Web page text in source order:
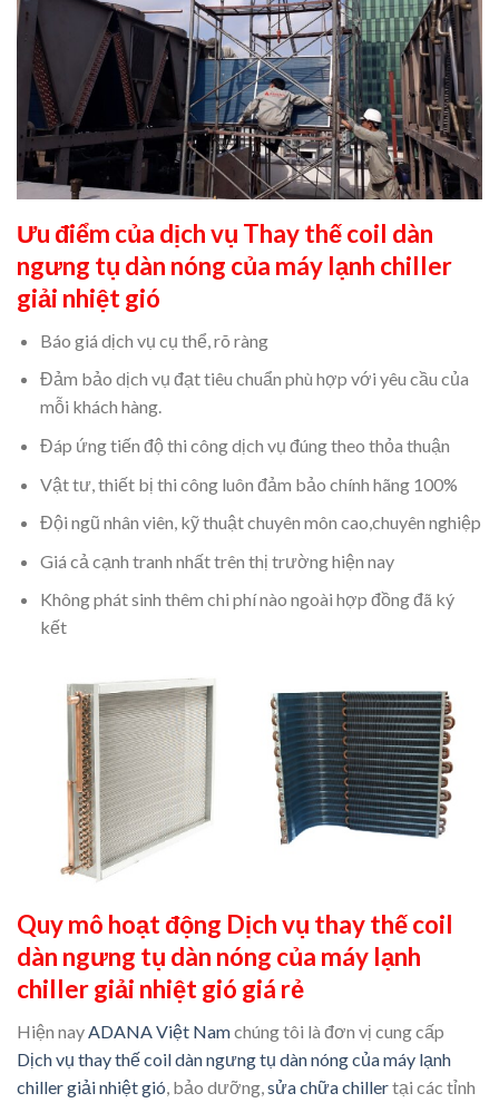
Ưu điểm của dịch vụ Thay thế coil dàn
ngưng tụ dàn nóng của máy lạnh chiller
giải nhiệt gió
Báo giá dịch vụ cụ thể, rõ ràng
Đảm bảo dịch vụ đạt tiêu chuẩn phù hợp với yêu cầu của
mỗi khách hàng.
Đáp ứng tiến độ thi công dịch vụ đúng theo thỏa thuận
Vật tư, thiết bị thi công luôn đảm bảo chính hãng 100%
Đội ngũ nhân viên, kỹ thuật chuyên môn cao,chuyên nghiệp
Giá cả cạnh tranh nhất trên thị trường hiện nay
Không phát sinh thêm chi phí nào ngoài hợp đồng đã ký
kết
Quy mô hoạt động Dịch vụ thay thế coil
dàn ngưng tụ dàn nóng của máy lạnh
chiller giải nhiệt gió giá rẻ
Hiện nayADANA Việt Namchúng tôi là đơn vị cung cấp
Dịch vụ thay thế coil dàn ngưng tụ dàn nóng của máy lạnh
chiller giải nhiệt gió, bảo dưỡng,sửa chữa chillertại các tỉnh